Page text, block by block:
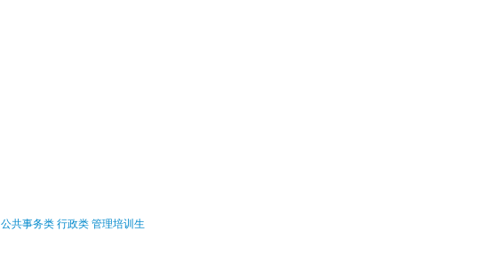
公共事务类行政类管理培训生